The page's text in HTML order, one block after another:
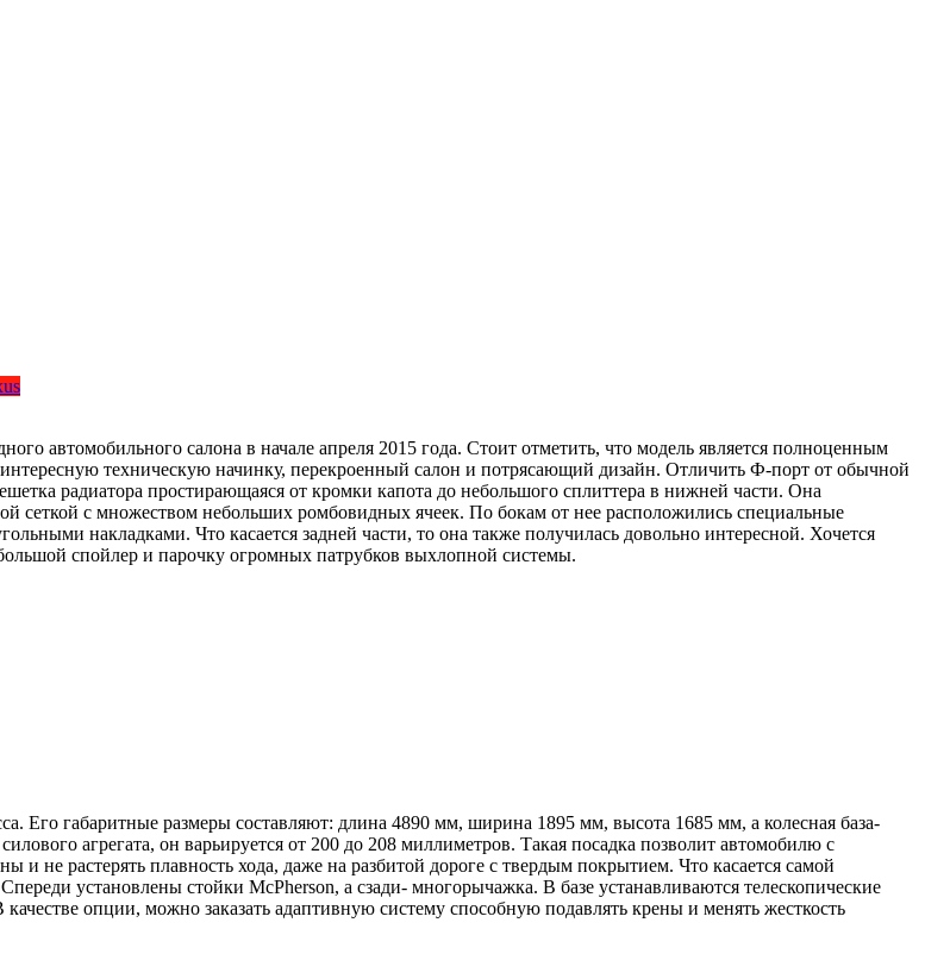
автомобильного салона в начале апреля 2015 года. Стоит отметить, что модель является полноценным
техническую начинку, перекроенный салон и потрясающий дизайн. Отличить Ф-порт от обычной
радиатора простирающаяся от кромки капота до небольшого сплиттера в нижней части. Она
сеткой с множеством небольших ромбовидных ячеек. По бокам от нее расположились специальные
накладками. Что касается задней части, то она также получилась довольно интересной. Хочется
спойлер и парочку огромных патрубков выхлопной системы.
Его габаритные размеры составляют: длина 4890 мм, ширина 1895 мм, высота 1685 мм, а колесная база-
агрегата, он варьируется от 200 до 208 миллиметров. Такая посадка позволит автомобилю с
и не растерять плавность хода, даже на разбитой дороге с твердым покрытием. Что касается самой
установлены стойки McPherson, а сзади- многорычажка. В базе устанавливаются телескопические
опции, можно заказать адаптивную систему способную подавлять крены и менять жесткость